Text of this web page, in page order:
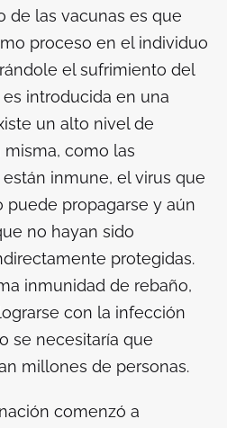
de las vacunas es que
proceso en el individuo
el sufrimiento del
introducida en una
un alto nivel de
como las
inmune, el virus que
puede propagarse y aún
no hayan sido
protegidas.
inmunidad de rebaño,
con la infección
se necesitaría que
millones de personas.
comenzó a